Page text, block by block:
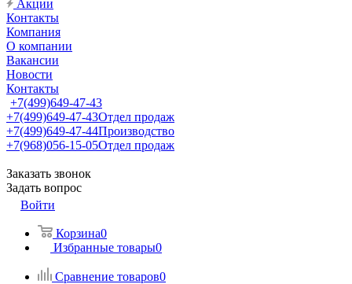
Акции
Контакты
Компания
О компании
Вакансии
Новости
Контакты
+7(499)649-47-43
+7(499)649-47-43Отдел продаж
+7(499)649-47-44Производство
+7(968)056-15-05Отдел продаж
Заказать звонок
Задать вопрос
Войти
Корзина0
Избранные товары0
Сравнение товаров0